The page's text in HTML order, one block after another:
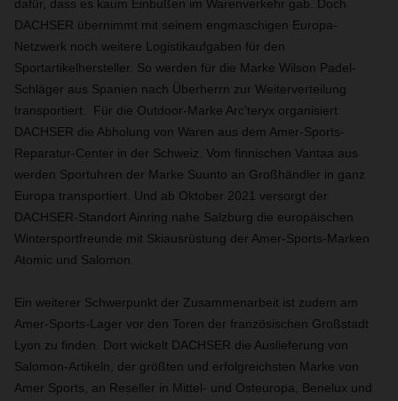
dafür, dass es kaum Einbußen im Warenverkehr gab. Doch
DACHSER übernimmt mit seinem engmaschigen Europa-
Netzwerk noch weitere Logistikaufgaben für den
Sportartikelhersteller. So werden für die Marke Wilson Padel-
Schläger aus Spanien nach Überherrn zur Weiterverteilung
transportiert. Für die Outdoor-Marke Arc’teryx organisiert
DACHSER die Abholung von Waren aus dem Amer-Sports-
Reparatur-Center in der Schweiz. Vom finnischen Vantaa aus
werden Sportuhren der Marke Suunto an Großhändler in ganz
Europa transportiert. Und ab Oktober 2021 versorgt der
DACHSER-Standort Ainring nahe Salzburg die europäischen
Wintersportfreunde mit Skiausrüstung der Amer-Sports-Marken
Atomic und Salomon.
Ein weiterer Schwerpunkt der Zusammenarbeit ist zudem am
Amer-Sports-Lager vor den Toren der französischen Großstadt
Lyon zu finden. Dort wickelt DACHSER die Auslieferung von
Salomon-Artikeln, der größten und erfolgreichsten Marke von
Amer Sports, an Reseller in Mittel- und Osteuropa, Benelux und